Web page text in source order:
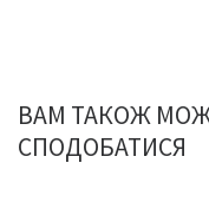
ВАМ ТАКОЖ
СПОДОБАТИСЯ